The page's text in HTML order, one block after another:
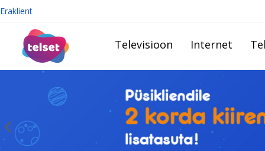
Eraklient
Televisioon Internet